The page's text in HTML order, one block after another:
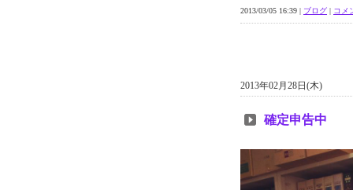
2013/03/05 16:39 | ブログ | コメ
2013年02月28日(木)
確定申告中